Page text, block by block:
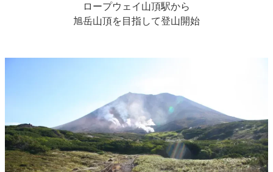
ロープウェイ山頂駅から
旭岳山頂を目指して登山開始